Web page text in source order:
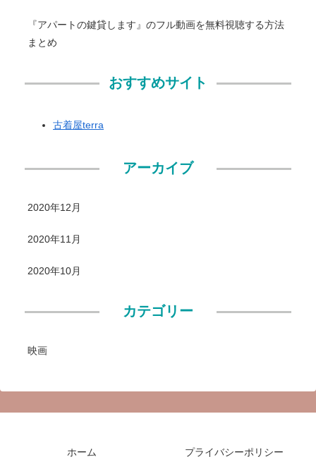
『アパートの鍵貸します』のフル動画を無料視聴する方法
まとめ
おすすめサイト
古着屋terra
アーカイブ
2020年12月
2020年11月
2020年10月
カテゴリー
映画
ホーム プライバシーポリシー